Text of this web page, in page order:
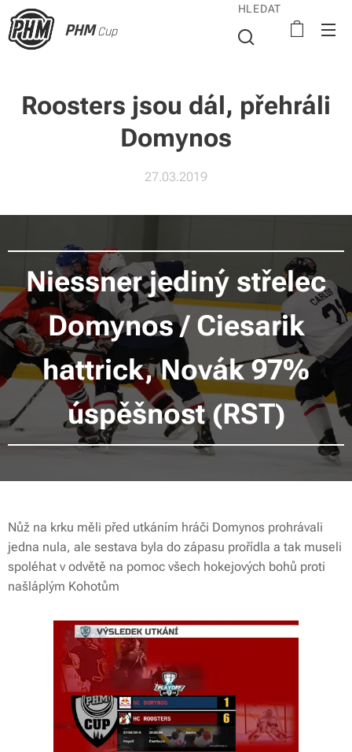
PHMCup
HLEDAT
Roosters jsou dál, přehráli
Domynos
27.03.2019
Niessner jediný střelec
Domynos / Ciesarik
hattrick, Novák 97%
úspěšnost (RST)
Nůž na krku měli před utkáním hráči Domynos prohrávali
jedna nula, ale sestava byla do zápasu prořídla a tak museli
spoléhat v odvětě na pomoc všech hokejových bohů proti
našláplým Kohotům